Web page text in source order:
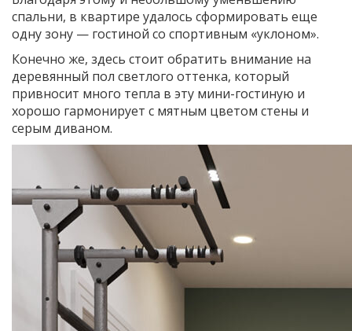
спальни, в квартире удалось сформировать еще
одну зону — гостиной со спортивным «уклоном».
Конечно же, здесь стоит обратить внимание на
деревянный пол светлого оттенка, который
привносит много тепла в эту мини-гостиную и
хорошо гармонирует с мятным цветом стены и
серым диваном.